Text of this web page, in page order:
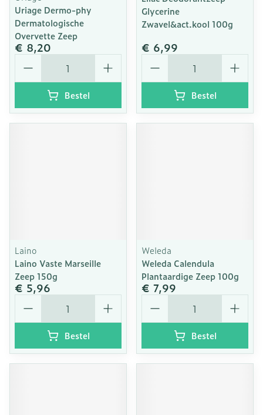
Uriage Dermo-phy
Dermatologische
Overvette Zeep
€ 8,20
Aantal
Bestel
Glycerine
Zwavel&act.kool 100g
€ 6,99
Aantal
Bestel
Laino
Laino Vaste Marseille
Zeep 150g
€ 5,96
Aantal
Bestel
Weleda
Weleda Calendula
Plantaardige Zeep 100g
€ 7,99
Aantal
Bestel